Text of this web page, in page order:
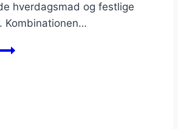
hverdagsmad og festlige
Kombinationen…